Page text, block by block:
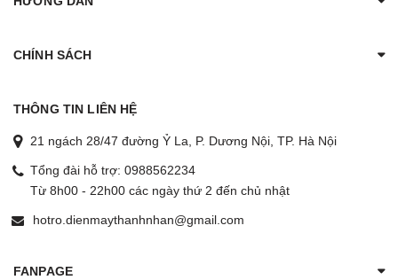
CHÍNH SÁCH
THÔNG TIN LIÊN HỆ
21 ngách 28/47 đường Ỷ La, P. Dương Nội, TP. Hà Nội
Tổng đài hỗ trợ: 0988562234
Từ 8h00 - 22h00 các ngày thứ 2 đến chủ nhật
hotro.dienmaythanhnhan@gmail.com
FANPAGE